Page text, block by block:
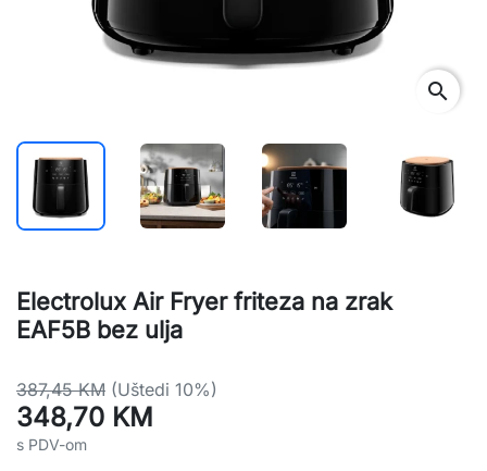
search
Electrolux Air Fryer friteza na zrak
EAF5B bez ulja
387,45 KM (Uštedi 10%)
348,70 KM
s PDV-om